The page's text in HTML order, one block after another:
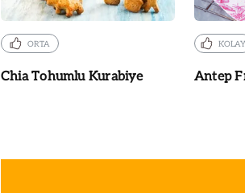
ORTA
Chia Tohumlu Kurabiye
KOLAY
Antep